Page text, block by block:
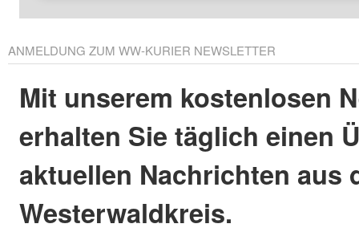
ANMELDUNG ZUM WW-KURIER NEWSLETTER
Mit unserem kostenlosen
erhalten Sie täglich einen
aktuellen Nachrichten aus
Westerwaldkreis.